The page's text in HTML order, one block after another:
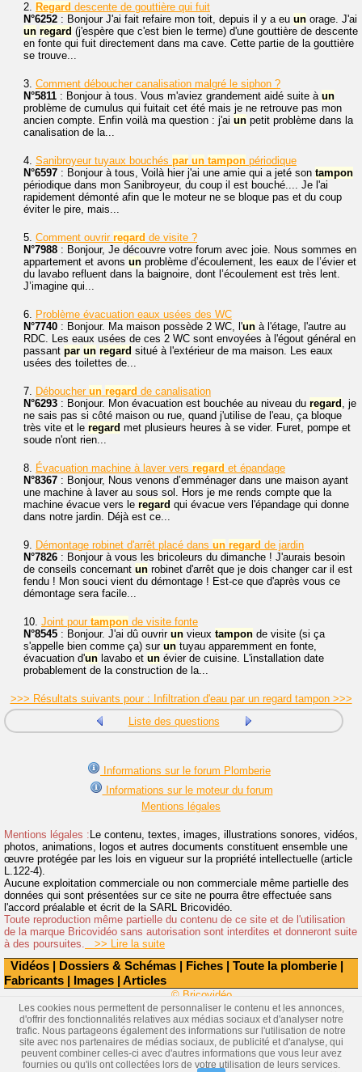
Vidéos | Dossiers & Schémas | Fiches | Toute la plomberie |
Fabricants | Images | Articles
2. Regard descente de gouttière qui fuit
N°6252 : Bonjour J'ai fait refaire mon toit, depuis il y a eu un orage. J'ai
un regard (j'espère que c'est bien le terme) d'une gouttière de descente
en fonte qui fuit directement dans ma cave. Cette partie de la gouttière
se trouve...
3. Comment déboucher canalisation malgré le siphon ?
N°5811 : Bonjour à tous. Vous m'aviez grandement aidé suite à un
problème de cumulus qui fuitait cet été mais je ne retrouve pas mon
ancien compte. Enfin voilà ma question : j'ai un petit problème dans la
canalisation de la...
4. Sanibroyeur tuyaux bouchés par un tampon périodique
N°6597 : Bonjour à tous, Voilà hier j'ai une amie qui a jeté son tampon
périodique dans mon Sanibroyeur, du coup il est bouché.... Je l'ai
rapidement démonté afin que le moteur ne se bloque pas et du coup
éviter le pire, mais...
5. Comment ouvrir regard de visite ?
N°7988 : Bonjour, Je découvre votre forum avec joie. Nous sommes en
appartement et avons un problème d’écoulement, les eaux de l’évier et
du lavabo refluent dans la baignoire, dont l’écoulement est très lent.
J’imagine qui...
6. Problème évacuation eaux usées des WC
N°7740 : Bonjour. Ma maison possède 2 WC, l'un à l'étage, l'autre au
RDC. Les eaux usées de ces 2 WC sont envoyées à l'égout général en
passant par un regard situé à l'extérieur de ma maison. Les eaux
usées des toilettes de...
7. Déboucher un regard de canalisation
N°6293 : Bonjour. Mon évacuation est bouchée au niveau du regard , je
ne sais pas si côté maison ou rue, quand j'utilise de l'eau, ça bloque
très vite et le regard met plusieurs heures à se vider. Furet, pompe et
soude n'ont rien...
8. Évacuation machine à laver vers regard et épandage
N°8367 : Bonjour, Nous venons d’emménager dans une maison ayant
une machine à laver au sous sol. Hors je me rends compte que la
machine évacue vers le regard qui évacue vers l'épandage qui donne
dans notre jardin. Déjà est ce...
9. Démontage robinet d'arrêt placé dans un regard de jardin
N°7826 : Bonjour à vous les bricoleurs du dimanche ! J'aurais besoin
de conseils concernant un robinet d'arrêt que je dois changer car il est
fendu ! Mon souci vient du démontage ! Est-ce que d'après vous ce
démontage sera facile...
10. Joint pour tampon de visite fonte
N°8545 : Bonjour. J'ai dû ouvrir un vieux tampon de visite (si ça
s'appelle bien comme ça) sur un tuyau apparemment en fonte,
évacuation d'un lavabo et un évier de cuisine. L'installation date
probablement de la construction de la...
>>> Résultats suivants pour : Infiltration d'eau par un regard tampon >>>
Liste des questions
Informations sur le forum Plomberie
Informations sur le moteur du forum
Mentions légales
Mentions légales : Le contenu, textes, images, illustrations sonores, vidéos,
photos, animations, logos et autres documents constituent ensemble une
œuvre protégée par les lois en vigueur sur la propriété intellectuelle (article
L.122-4).
Aucune exploitation commerciale ou non commerciale même partielle des
données qui sont présentées sur ce site ne pourra être effectuée sans
l'accord préalable et écrit de la SARL Bricovidéo.
Toute reproduction même partielle du contenu de ce site et de l'utilisation
de la marque Bricovidéo sans autorisation sont interdites et donneront suite
à des poursuites. >> Lire la suite
© Bricovidéo
Les cookies nous permettent de personnaliser le contenu et les annonces,
d'offrir des fonctionnalités relatives aux médias sociaux et d'analyser notre
trafic. Nous partageons également des informations sur l'utilisation de notre
site avec nos partenaires de médias sociaux, de publicité et d'analyse, qui
peuvent combiner celles-ci avec d'autres informations que vous leur avez
fournies ou qu'ils ont collectées lors de votre utilisation de leurs services.